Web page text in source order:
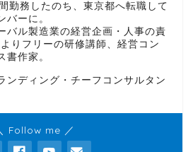
勤務したのち、東京都へ転職して
バーに。
バル製造業の経営企画・人事の責
りフリーの研修講師、経営コン
書作家。
ンディング・チーフコンサルタン
Follow me ／